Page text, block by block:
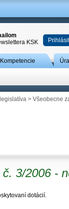
KSK
Kompetencie
> Všeobecne
č. 3/2006 -
dotácií.